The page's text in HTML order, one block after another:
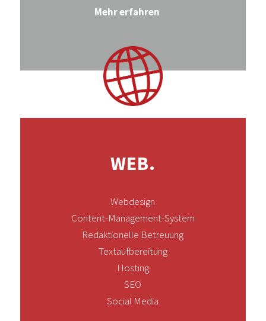
Mehr erfahren
WEB.
Webdesign
Content-Management-System
Redaktionelle Betreuung
Textaufbereitung
Hosting
SEO
Social Media